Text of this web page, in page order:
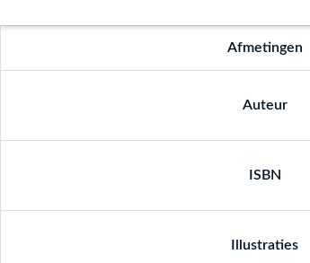
Afmetingen
Auteur
ISBN
Illustraties